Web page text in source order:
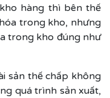
hàng thì bên thế
trong kho, nhưng
trong kho đúng như
sản thế chấp không
quá trình sản xuất,